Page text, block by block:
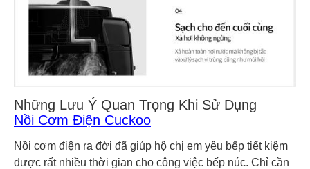
Những Lưu Ý Quan Trọng Khi Sử Dụng
Nồi Cơm Điện Cuckoo
Nồi cơm điện ra đời đã giúp hộ chị em yêu bếp tiết kiệm
được rất nhiều thời gian cho công việc bếp núc. Chỉ cần